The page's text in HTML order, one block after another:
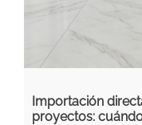
Importación
proyectos: